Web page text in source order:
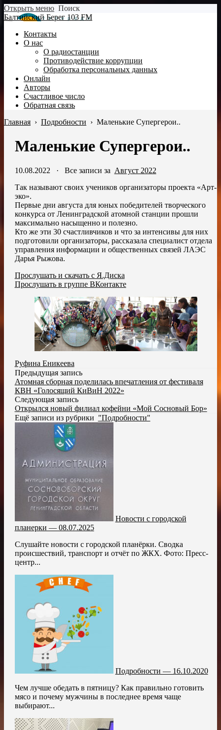
Открыть меню Поиск
Балтийский Берег 103 FM
Контакты
О нас
О радиостанции
Противодействие коррупции
Обработка персональных данных
Онлайн
Авторы
Счастливое число
Обратная связь
Главная › Подробности › Маленькие Супергерои..
Маленькие Супергерои..
10.08.2022 · Все записи за Август 2022
Так называют своих учеников организаторы проекта «Арт-
эко».
Первые дни августа для юных победителей творческого
конкурса от Ленинградской атомной станции прошли
максимально насыщенно и полезно.
Кто же эти 30 счастливчиков и что за интенсивы для них
подготовили организаторы, рассказала специалист отдела
управления информации и общественных связей ЛАЭС
Дарья Рыжова.
Прослушать и скачать с Я.Диска
Прослушать в группе ВКонтакте
Руфина Еникеева
Предыдущая запись
Атомная сборная поделилась впечатления от фестиваля
КВН «Голосящий КиВиН 2022»
Следующая запись
Открылся новый филиал кофейни «Мой Сосновый Бор»
Ещё записи из рубрики "Подробности"
Новости с городской
планерки — 08.07.2025
Слушайте новости с городской планёрки. Сводка
происшествий, транспорт и отчёт по ЖКХ. Фото: Пресс-
центр...
Подробности — 16.10.2020
Чем лучше обедать в пятницу? Как правильно готовить
мясо и почему мужчины в последнее время чаще
выбирают...